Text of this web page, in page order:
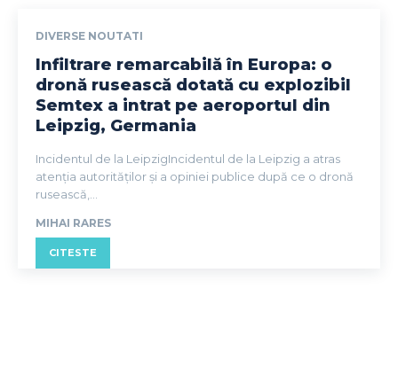
DIVERSE NOUTATI
Infiltrare remarcabilă în Europa: o
dronă rusească dotată cu explozibil
Semtex a intrat pe aeroportul din
Leipzig, Germania
Incidentul de la LeipzigIncidentul de la Leipzig a atras
atenția autorităților și a opiniei publice după ce o dronă
rusească,...
MIHAI RARES
CITESTE